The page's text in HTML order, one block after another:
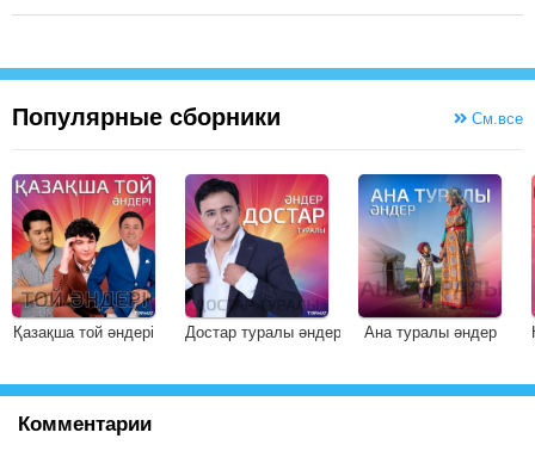
Популярные сборники См.все
Қазақша той әндері Достар туралы әндер Ана туралы әндер
Комментарии